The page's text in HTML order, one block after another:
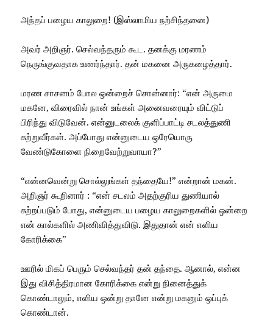
அந்தப் பழைய காலுறை! (இஸ்லாமிய நற்சிந்தனை)
அவர் அறிஞர். செல்வந்தரும் கூட. தனக்கு மரணம்
நெருங்குவதாக உணர்ந்தார். தன் மகனை அருகழைத்தார்.
மரண சாசனம் போல ஒன்றைச் சொன்னார்: “என் அருமை
மகனே, விரைவில் நான் உங்கள் அனைவரையும் விட்டுப்
பிரிந்து விடுவேன். என்னுடலைக் குளிப்பாட்டி சடலத்துணி
சுற்றுவீர்கள். அப்போது என்னுடைய ஒரேயொரு
வேண்டுகோளை நிறைவேற்றுவாயா?”
“என்னவென்று சொல்லுங்கள் தந்தையே!” என்றான் மகன்.
அறிஞர் கூறினார் : “என் சடலம் அதற்குரிய துணியால்
சுற்றப்படும் போது, என்னுடைய பழைய காலுறைகளில் ஒன்றை
என் கால்களில் அணிவித்துவிடு. இதுதான் என் எளிய
கோரிக்கை”
ஊரில் மிகப் பெரும் செல்வந்தர் தன் தந்தை. ஆனால், என்ன
இது விசித்திரமான கோரிக்கை என்று நினைத்துக்
கொண்டாலும், எளிய ஒன்று தானே என்று மகனும் ஒப்புக்
கொண்டான்.